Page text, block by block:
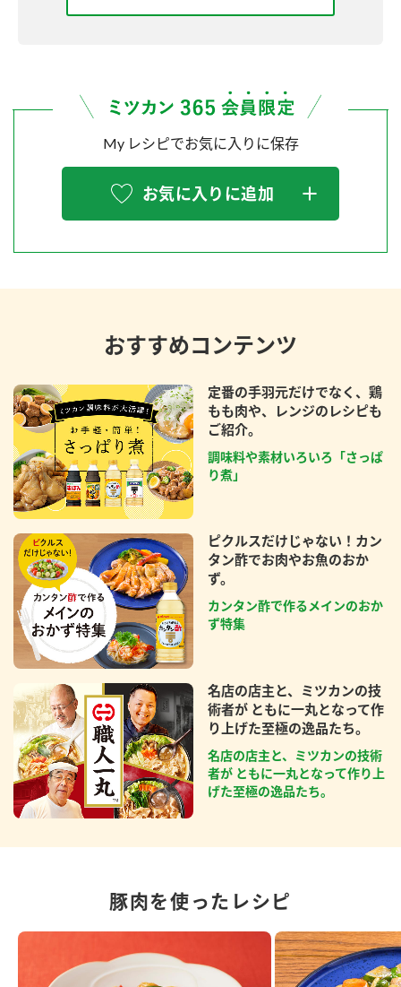
My レシピでお気に入りに保存
お気に入りに追加
おすすめコンテンツ
定番の手羽元だけでなく、鶏
もも肉や、レンジのレシピも
ご紹介。
調味料や素材いろいろ「さっぱ
り煮」
ピクルスだけじゃない！カン
タン酢でお肉やお魚のおか
ず。
カンタン酢で作るメインのおか
ず特集
名店の店主と、ミツカンの技
術者が ともに一丸となって作
り上げた至極の逸品たち。
名店の店主と、ミツカンの技術
者が ともに一丸となって作り上
げた至極の逸品たち。
豚肉を使ったレシピ